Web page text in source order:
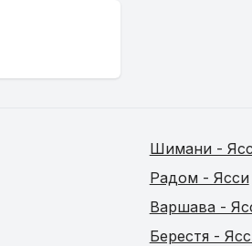
Шимани -
Радом - Ясси
Варшава -
Берестя -